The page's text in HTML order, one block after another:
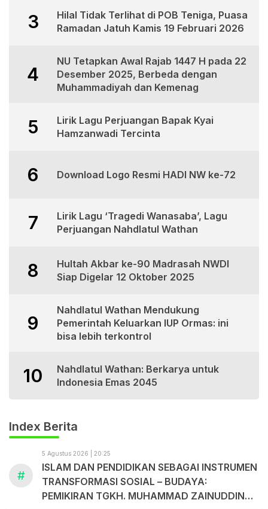
3
Hilal Tidak Terlihat di POB Teniga, Puasa
Ramadan Jatuh Kamis 19 Februari 2026
4
NU Tetapkan Awal Rajab 1447 H pada 22
Desember 2025, Berbeda dengan
Muhammadiyah dan Kemenag
5
Lirik Lagu Perjuangan Bapak Kyai
Hamzanwadi Tercinta
6 Download Logo Resmi HADI NW ke-72
7
Lirik Lagu ‘Tragedi Wanasaba’, Lagu
Perjuangan Nahdlatul Wathan
8
Hultah Akbar ke-90 Madrasah NWDI
Siap Digelar 12 Oktober 2025
9
Nahdlatul Wathan Mendukung
Pemerintah Keluarkan IUP Ormas: ini
bisa lebih terkontrol
10
Nahdlatul Wathan: Berkarya untuk
Indonesia Emas 2045
Index Berita
#
5 Agustus 2026 | 20:25
ISLAM DAN PENDIDIKAN SEBAGAI INSTRUMEN
TRANSFORMASI SOSIAL – BUDAYA:
PEMIKIRAN TGKH. MUHAMMAD ZAINUDDIN